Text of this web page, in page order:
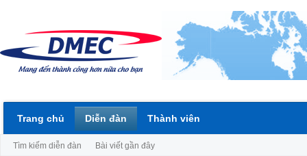
Trang chủ Diễn đàn
Tìm kiếm diễn đàn Bài viết gần đây
Thành viên